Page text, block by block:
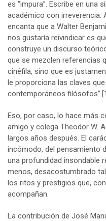
es “impura”. Escribe en una
académico con irreverencia.
encanta que a Walter
nos gustaría reivindicar es
construye un discurso
que se mezclen referencias
cinéfila, sino que es
le proporciona las claves
contemporáneos filósofos”.
Eso, por caso, lo hace más
amigo y colega Theodor W.
largos años después. El
incómodo, del pensamiento
una profundidad insondable
menos, desacostumbrado
los ritos y prestigios que,
acompañan.
La contribución de José